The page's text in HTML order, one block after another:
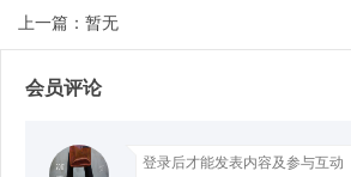
d
上一篇：暂无
会员评论